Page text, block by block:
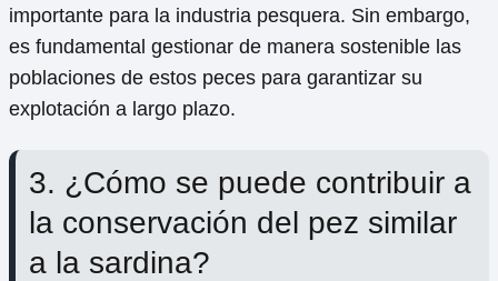
importante para la industria pesquera. Sin embargo,
es fundamental gestionar de manera sostenible las
poblaciones de estos peces para garantizar su
explotación a largo plazo.
3. ¿Cómo se puede contribuir a
la conservación del pez similar
a la sardina?